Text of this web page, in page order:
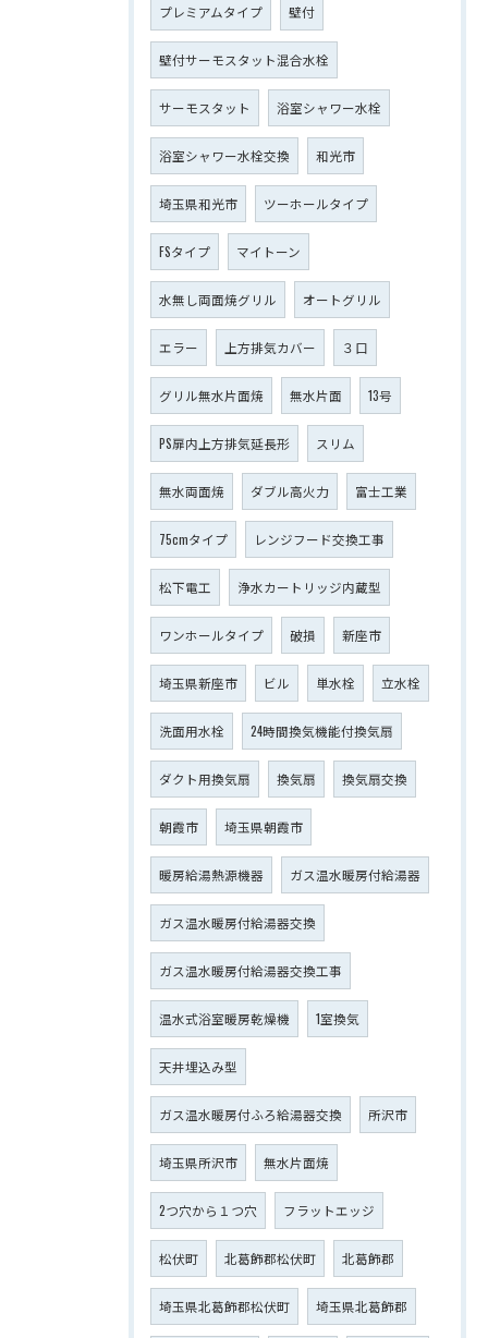
プレミアムタイプ 壁付
壁付サーモスタット混合水栓
サーモスタット 浴室シャワー水栓
浴室シャワー水栓交換 和光市
埼玉県和光市 ツーホールタイプ
FSタイプ マイトーン
水無し両面焼グリル オートグリル
エラー 上方排気カバー ３口
グリル無水片面焼 無水片面 13号
PS扉内上方排気延長形 スリム
無水両面焼 ダブル高火力 富士工業
75cmタイプ レンジフード交換工事
松下電工 浄水カートリッジ内蔵型
ワンホールタイプ 破損 新座市
埼玉県新座市 ビル 単水栓 立水栓
洗面用水栓 24時間換気機能付換気扇
ダクト用換気扇 換気扇 換気扇交換
朝霞市 埼玉県朝霞市
暖房給湯熱源機器 ガス温水暖房付給湯器
ガス温水暖房付給湯器交換
ガス温水暖房付給湯器交換工事
温水式浴室暖房乾燥機 1室換気
天井埋込み型
ガス温水暖房付ふろ給湯器交換 所沢市
埼玉県所沢市 無水片面焼
2つ穴から１つ穴 フラットエッジ
松伏町 北葛飾郡松伏町 北葛飾郡
埼玉県北葛飾郡松伏町 埼玉県北葛飾郡